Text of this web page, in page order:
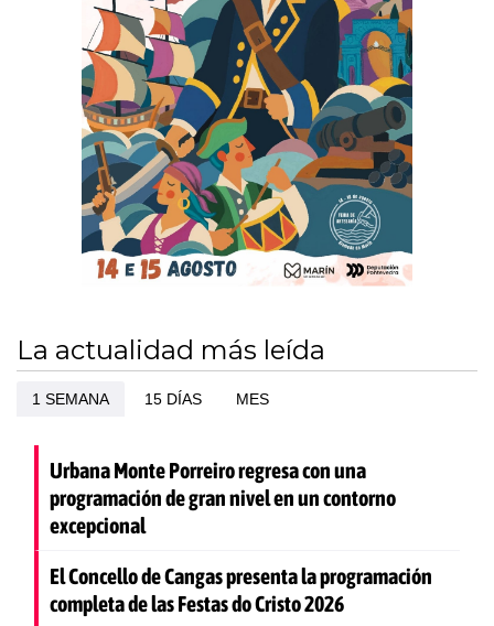
La actualidad más leída
1 SEMANA 15 DÍAS MES
Urbana Monte Porreiro regresa con una
programación de gran nivel en un contorno
excepcional
El Concello de Cangas presenta la programación
completa de las Festas do Cristo 2026